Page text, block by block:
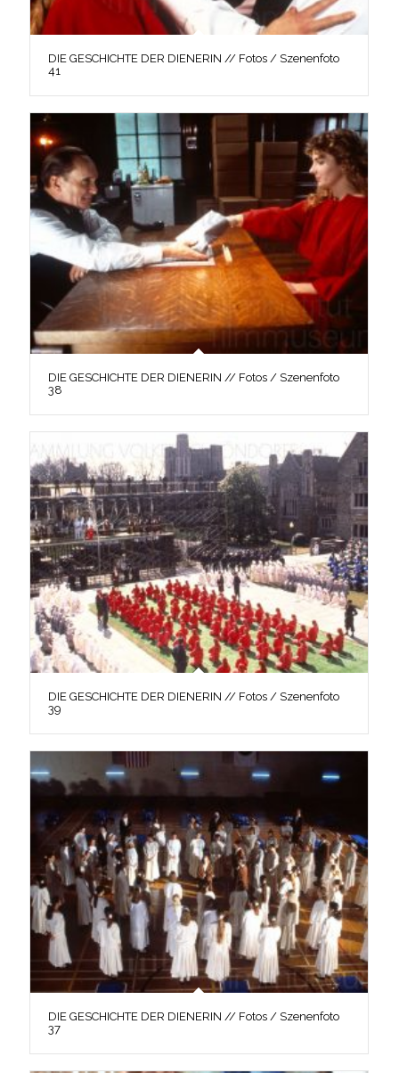
DIE GESCHICHTE DER DIENERIN // Fotos / Szenenfoto
41
DIE GESCHICHTE DER DIENERIN // Fotos / Szenenfoto
38
DIE GESCHICHTE DER DIENERIN // Fotos / Szenenfoto
39
DIE GESCHICHTE DER DIENERIN // Fotos / Szenenfoto
37